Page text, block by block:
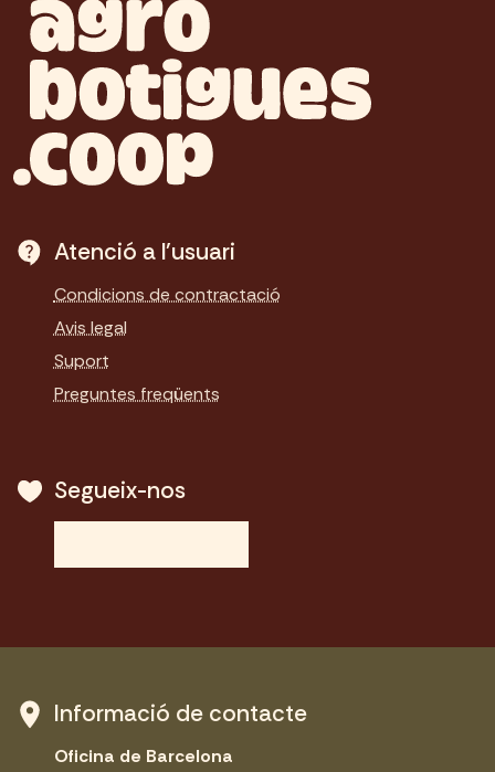
Atenció a l'usuari
Condicions de contractació
Avis legal
Suport
Preguntes freqüents
Segueix-nos
Informació de contacte
Oficina de Barcelona